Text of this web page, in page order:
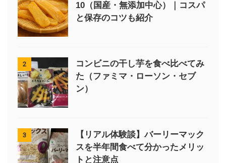
10（国産・無添加中心）｜コスパ
と保存のコツも紹介
2
コンビニの干し芋を食べ比べてみ
た（ファミマ・ローソン・セブ
ン）
3
【リアル体験談】バーリーマック
スを半年間食べて分かったメリッ
トと注意点